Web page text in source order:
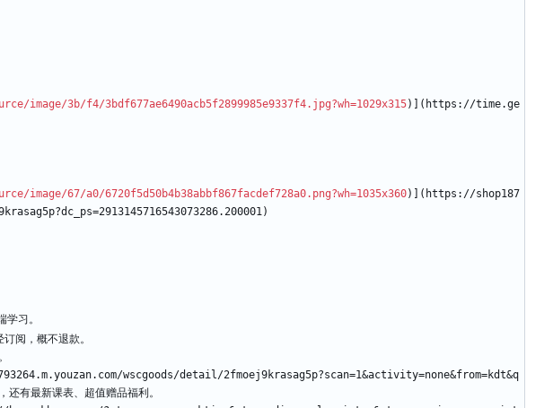
image/3b/f4/3bdf677ae6490acb5f2899985e9337f4.jpg?wh=1029x315)](https://time.ge
image/67/a0/6720f5d50b4b38abbf867facdef728a0.png?wh=1035x360)](https://shop187
习。
阅，概不退款。
wscgoods/detail/2fmoej9krasag5p?scan=1
&activity=none&from=kdt&q
有最新课表、超值赠品福利。